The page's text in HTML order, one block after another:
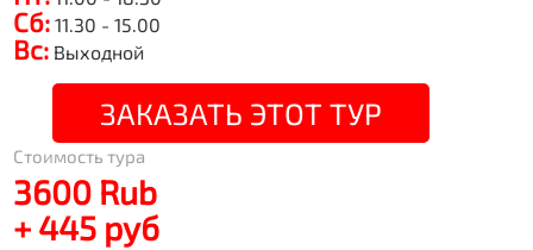
Сб: 11.30 - 15.00
Вс: Выходной
ЗАКАЗАТЬ ЭТОТ ТУР
Стоимость тура
3600 Rub
+ 445 руб